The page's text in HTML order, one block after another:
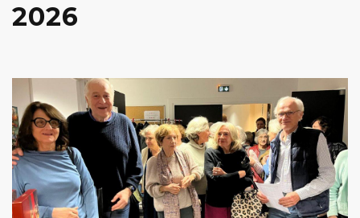
2026